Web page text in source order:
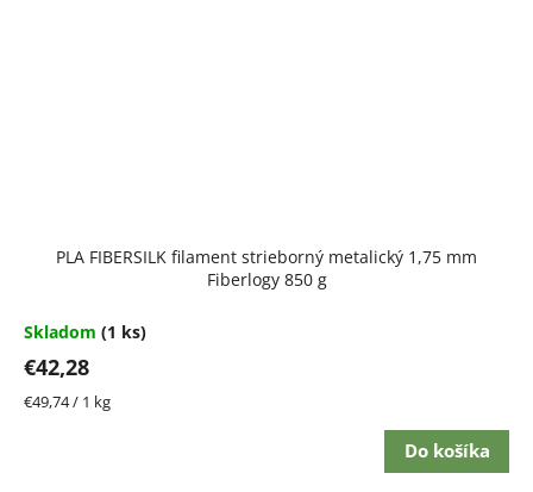
PLA FIBERSILK filament strieborný metalický 1,75 mm
Fiberlogy 850 g
Skladom (1 ks)
€42,28
Jednotková
€49,74 / 1 kg
Do košíka